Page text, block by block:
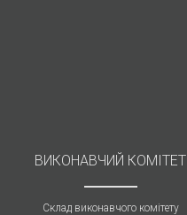
ВИКОНАВЧИЙ КОМІТЕТ
Склад виконавчого комітету